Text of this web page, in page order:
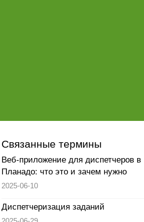
Связанные термины
Веб-приложение для диспетчеров в
Планадо: что это и зачем нужно
2025-06-10
Диспетчеризация заданий